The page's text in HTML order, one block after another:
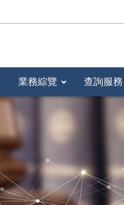
業務綜覽 查詢服務